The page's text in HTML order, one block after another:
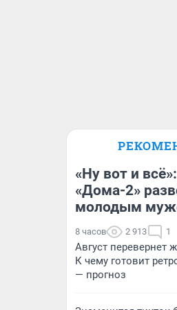
«Ну вот и
«Дома-2»
молодым
8 часов 2 913 1
Август перевернет
К чему готовит
— прогноз